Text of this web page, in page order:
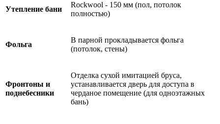
Утепление бани
Rockwool - 150 мм (пол, потолок
полностью)
Фольга
В парной прокладывается фольга
(потолок, стены)
Фронтоны и
поднебесники
Отделка сухой имитацией бруса,
устанавливается дверь для доступа в
черданое помещение (для одноэтажных
бань)